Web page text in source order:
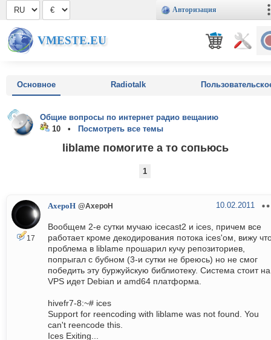
Авторизация
VMESTE.EU
Основное Radiotalk
Общие вопросы по интернет радио вещанию
10 •
Посмотреть все темы
liblame помогите а то сопьюсь
1
17
AxepoH @AxepoH 10.02.2011
Вообщем 2-е сутки мучаю icecast2 и ices, причем все
работает кроме декодирования потока ices'ом, вижу
проблема в liblame прошарил кучу репозиториев,
попрыгал с бубном (3-и сутки не бреюсь) но не смог
победить эту буржуйскую библиотеку. Система стоит на
VPS идет Debian и amd64 платформа.
hivefr7-8:~# ices
Support for reencoding with liblame was not found. You
can't reencode this.
Ices Exiting...